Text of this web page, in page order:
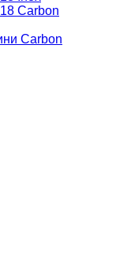
Carbon
Carbon